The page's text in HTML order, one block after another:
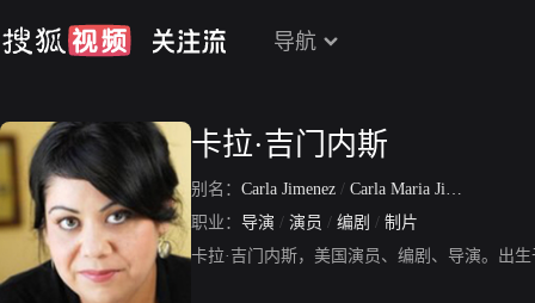
导航
卡拉·吉门内斯
别名： Carla Jimenez / Carla Maria Jimenez
职业： 导演 / 演员 / 编剧 / 制片
卡拉·吉门内斯，美国演员、编剧、导演。出